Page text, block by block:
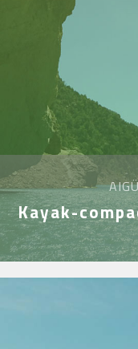
Kayak-